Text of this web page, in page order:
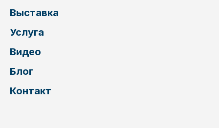
Выставка
Услуга
Видео
Блог
Контакт